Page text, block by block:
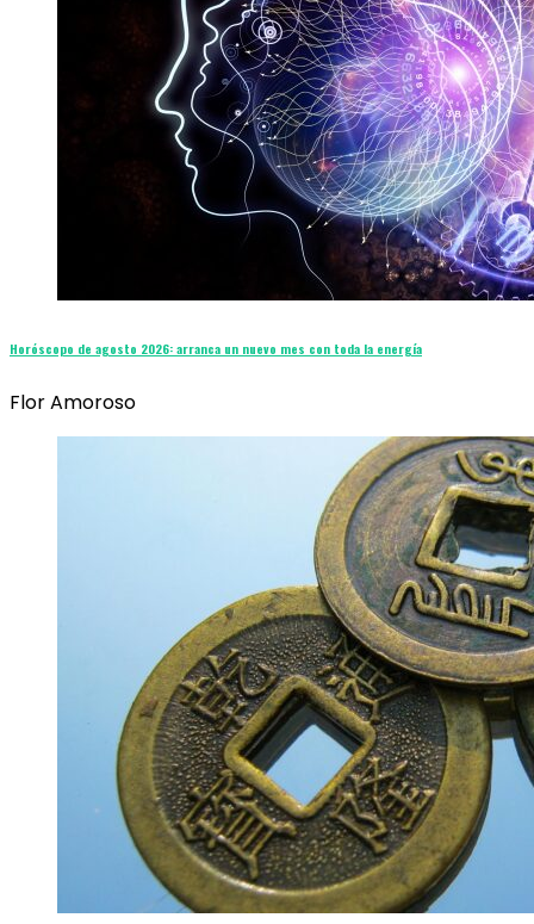
Horóscopo de agosto 2026: arranca un nuevo mes con toda la energía
Flor Amoroso